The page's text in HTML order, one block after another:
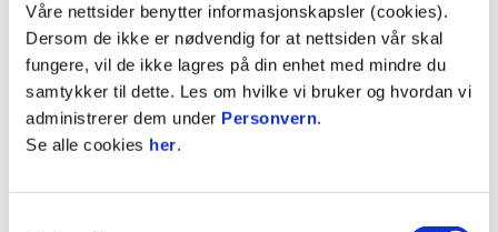
Våre nettsider benytter informasjonskapsler (cookies).
Dersom de ikke er nødvendig for at nettsiden vår skal
fungere, vil de ikke lagres på din enhet med mindre du
samtykker til dette. Les om hvilke vi bruker og hvordan vi
administrerer dem under Personvern.
Se alle cookies her.
Per Johnsen - kasserer
Arve Olsen - leder Huskomitéen
Kåre Strand - styremedlem